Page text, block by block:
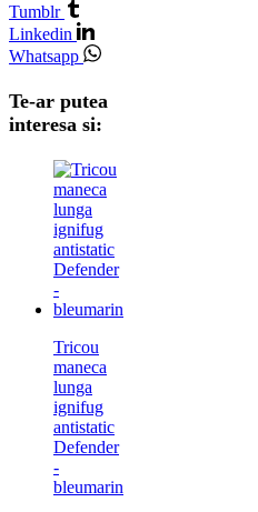
Tumblr
Linkedin
Whatsapp
Te-ar putea
interesa si:
Tricou
maneca
lunga
ignifug
antistatic
Defender
-
bleumarin